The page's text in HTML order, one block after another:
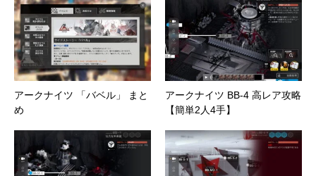
アークナイツ 「バベル」 まと
め
アークナイツ BB-4 高レア攻略
【簡単2人4手】